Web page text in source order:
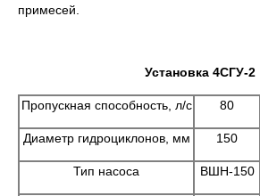
примесей.
Установка 4СГУ-2
Пропускная способность, л/с 80
Диаметр гидроциклонов, мм 150
Тип насоса ВШН-150